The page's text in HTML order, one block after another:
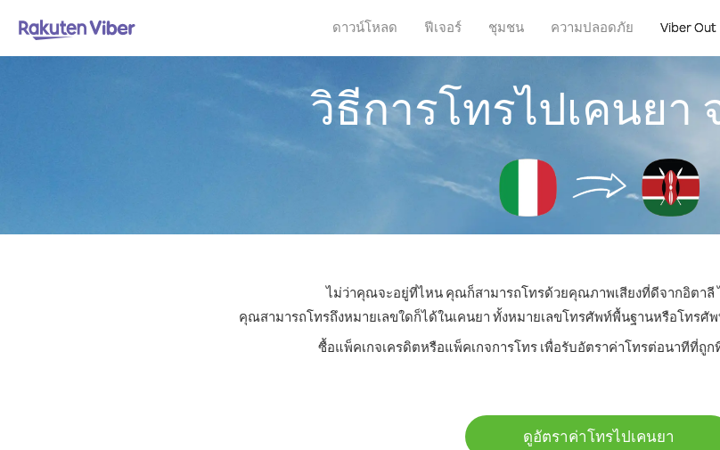
ดาวน์โหลด ฟีเจอร์ ชุมชน ความปลอดภัย Viber Out
วิธีการโทรไปเคนยา
ไม่ว่าคุณจะอยู่ที่ไหน คุณก็สามารถโทรด้วยคุณภาพเสียงที่ดีจากอิตาลี
คุณสามารถโทรถึงหมายเลขใดก็ได้ในเคนยา ทั้งหมายเลขโทรศัพท์พื้นฐานหรือโทรศัพ
ซื้อแพ็คเกจเครดิตหรือแพ็คเกจการโทร เพื่อรับอัตราค่าโทรต่อนาทีที่ถู
ดูอัตราค่าโทรไปเคนยา